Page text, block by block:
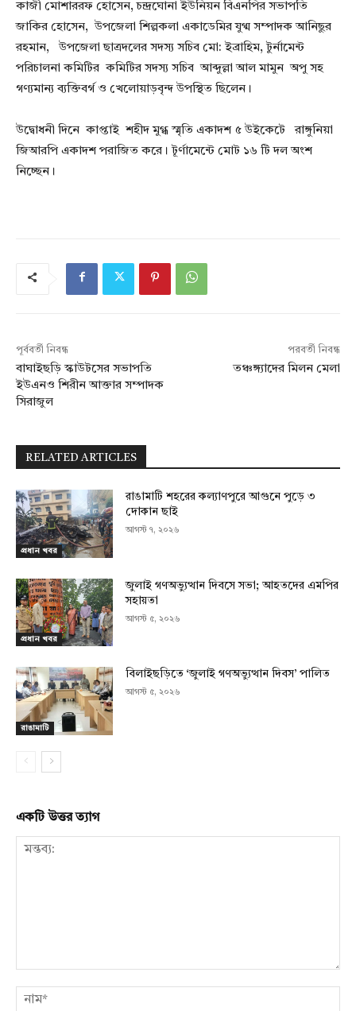
কাজী মোশাররফ হোসেন, চন্দ্রঘোনা ইউনিয়ন বিএনপির সভাপতি
জাকির হোসেন, উপজেলা শিল্পকলা একাডেমির যুগ্ম সম্পাদক আনিছুর
রহমান, উপজেলা ছাত্রদলের সদস্য সচিব মো: ইব্রাহিম, টুর্নামেন্ট
পরিচালনা কমিটির কমিটির সদস্য সচিব আব্দুল্লা আল মামুন অপু সহ
গণ্যমান্য ব্যক্তিবর্গ ও খেলোয়াড়বৃন্দ উপস্থিত ছিলেন।
উদ্বোধনী দিনে কাপ্তাই শহীদ মুগ্ধ স্মৃতি একাদশ ৫ উইকেটে রাঙ্গুনিয়া
জিআরপি একাদশ পরাজিত করে। টূর্ণামেন্টে মোট ১৬ টি দল অংশ
নিচ্ছেন।
পূর্ববর্তী নিবন্ধ
বাঘাইছড়ি স্কাউটসের সভাপতি
ইউএনও শিরীন আক্তার সম্পাদক
সিরাজুল
পরবর্তী নিবন্ধ
তঞ্চঙ্গ্যাদের মিলন মেলা
RELATED ARTICLES
প্রধান খবর
রাঙামাটি শহরের কল্যাণপুরে আগুনে পুড়ে ৩
দোকান ছাই
আগস্ট ৭, ২০২৬
প্রধান খবর
জুলাই গণঅভ্যুত্থান দিবসে সভা; আহতদের এমপির
সহায়তা
আগস্ট ৫, ২০২৬
রাঙামাটি
বিলাইছড়িতে ‘জুলাই গণঅভ্যুত্থান দিবস’ পালিত
আগস্ট ৫, ২০২৬
একটি উত্তর ত্যাগ